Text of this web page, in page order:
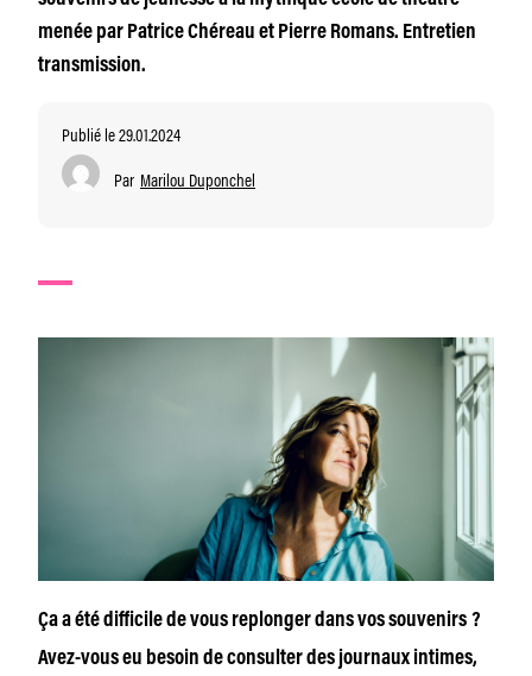
menée par Patrice Chéreau et Pierre Romans. Entretien
transmission.
Publié le 29.01.2024
Par Marilou Duponchel
Ça a été difficile de vous replonger dans vos souvenirs ?
Avez-vous eu besoin de consulter des journaux intimes,